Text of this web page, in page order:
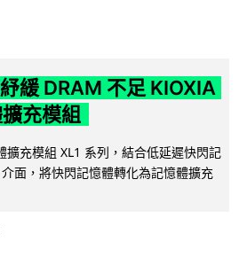
緩 DRAM 不足 KIOXIA
充模組
擴充模組 XL1 系列，結合低延遲快閃記
介面，將快閃記憶體轉化為記憶體擴充